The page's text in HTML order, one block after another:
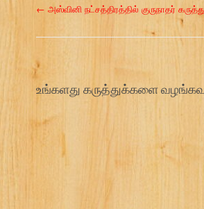
P
o
s
t
n
← அஸ்வினி நட்சத்திரத்தில் குருநாதர்
உங்களது கருத்துக்களை